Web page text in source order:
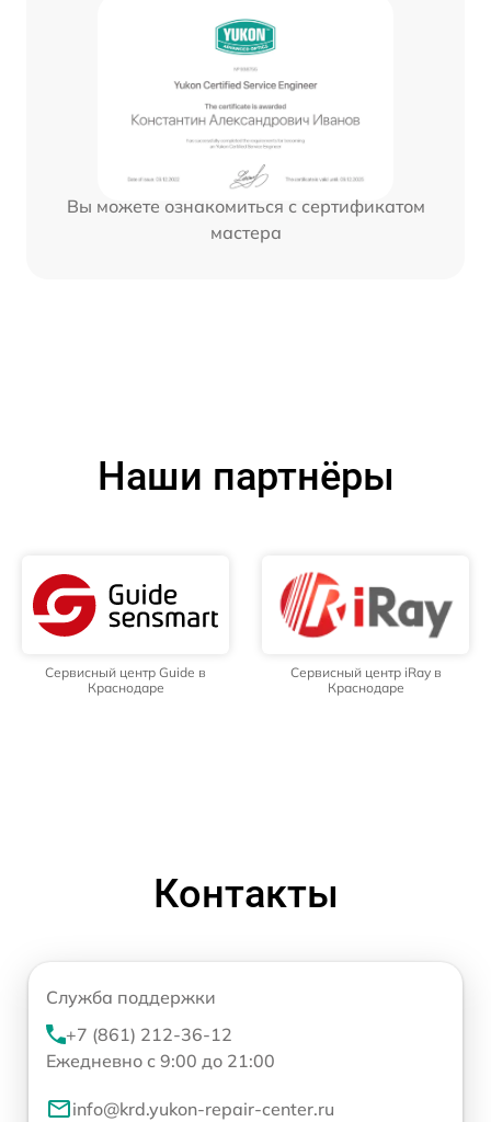
Вы можете ознакомиться с сертификатом
мастера
Наши партнёры
Сервисный центр Guide в
Краснодаре
Сервисный центр iRay в
Краснодаре
Контакты
Служба поддержки
+7 (861) 212-36-12
Ежедневно с 9:00 до 21:00
info@krd.yukon-repair-center.ru